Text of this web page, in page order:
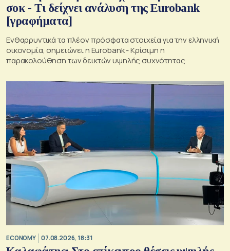
σοκ - Τι δείχνει ανάλυση της Eurobank
[γραφήματα]
Ενθαρρυντικά τα πλέον πρόσφατα στοιχεία για την ελληνική
οικονομία, σημειώνει η Eurobank - Kρίσιμη η
παρακολούθηση των δεικτών υψηλής συχνότητας
ECONOMY 07.08.2026, 18:31